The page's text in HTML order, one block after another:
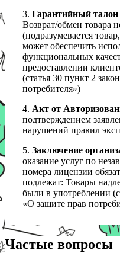
3. Гарантийный талон
Возврат/обмен товара
(подразумевается
может обеспечить
функциональных
предоставлении
(статья 30 пункт 2
потребителя»)
4. Акт от
подтверждением
нарушений правил
5. Заключение
оказание услуг по
номера лицензии
подлежат: Товары
были в употреблении
«О защите прав
Частые вопросы